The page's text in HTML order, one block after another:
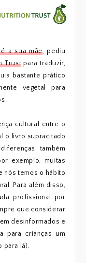
é a sua mãe, pediu
Trust para traduzir,
bastante prático
vegetal para
cultural entre o
o livro supracitado
também
exemplo, muitas
nós temos o hábito
Para além disso,
profissional por
que considerar
desinformados e
para crianças um
para lá).